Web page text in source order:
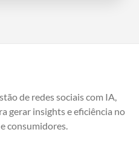
de redes sociais com IA,
gerar insights e eficiência no
consumidores.